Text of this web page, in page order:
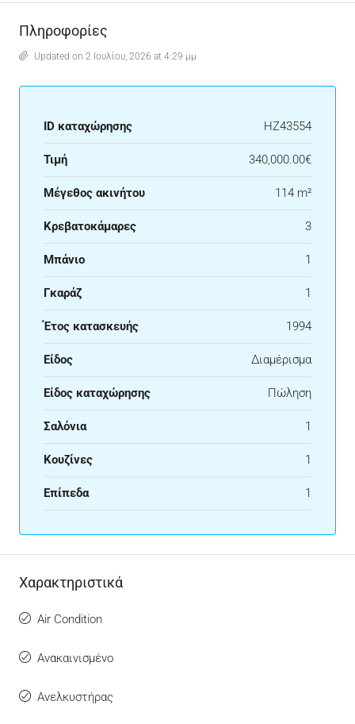
Πληροφορίες
Updated on 2 Ιουλίου, 2026 at 4:29 μμ
ID καταχώρησης HZ43554
Τιμή 340,000.00€
Μέγεθος ακινήτου 114 m²
Κρεβατοκάμαρες 3
Μπάνιο 1
Γκαράζ 1
Έτος κατασκευής 1994
Είδος Διαμέρισμα
Είδος καταχώρησης Πώληση
Σαλόνια 1
Κουζίνες 1
Επίπεδα 1
Χαρακτηριστικά
Air Condition
Ανακαινισμένο
Ανελκυστήρας